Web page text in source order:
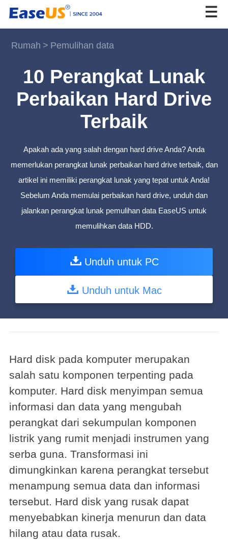
Rumah > Pemulihan data
10 Perangkat Lunak
Perbaikan Hard Drive
Terbaik
Apakah ada yang salah dengan hard drive Anda? Anda
memerlukan perangkat lunak perbaikan hard drive terbaik, dan
artikel ini memiliki perangkat lunak yang tepat untuk Anda!
Sebelum Anda memulai perbaikan hard drive, unduh dan
jalankan perangkat lunak pemulihan data EaseUS untuk
memulihkan data HDD.
Unduh untuk PC
Unduh untuk Mac
Hard disk pada komputer merupakan
salah satu komponen terpenting pada
komputer. Hard disk menyimpan semua
informasi dan data yang mengubah
perangkat dari sekumpulan komponen
listrik yang rumit menjadi instrumen yang
serba guna. Transformasi ini
dimungkinkan karena perangkat tersebut
menampung semua data dan informasi
tersebut. Hard disk yang rusak dapat
menyebabkan kinerja menurun dan data
hilang atau data rusak.